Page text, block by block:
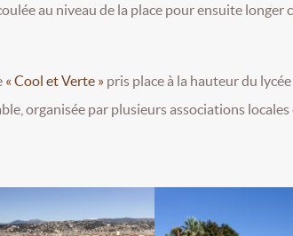
au niveau de la place pour ensuite longer
« Cool et Verte » pris place à la hauteur du
organisée par plusieurs associations locales